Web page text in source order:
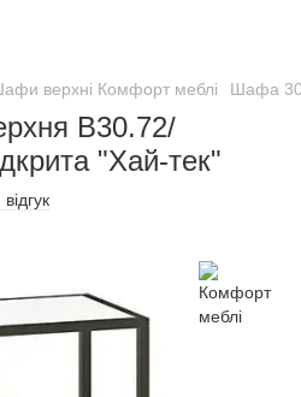
верхні Комфорт меблі Шафа
В30.72/
"Хай-тек"